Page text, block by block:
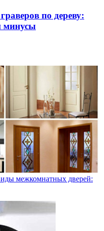
по дереву:
минусы
межкомнатных дверей: